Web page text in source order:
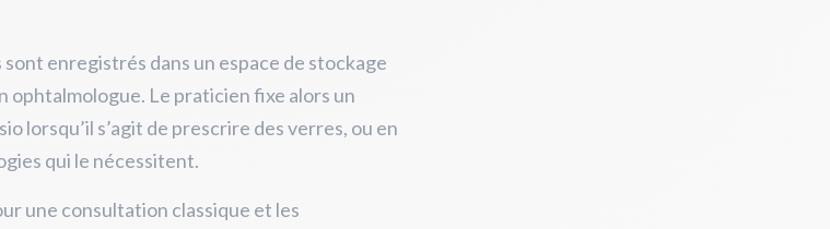
enregistrés dans un espace de stockage
ophtalmologue. Le praticien fixe alors un
lorsqu’il s’agit de prescrire des verres, ou en
qui le nécessitent.
une consultation classique et les